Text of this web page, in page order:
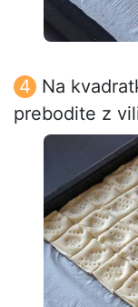
Na
prebodite z